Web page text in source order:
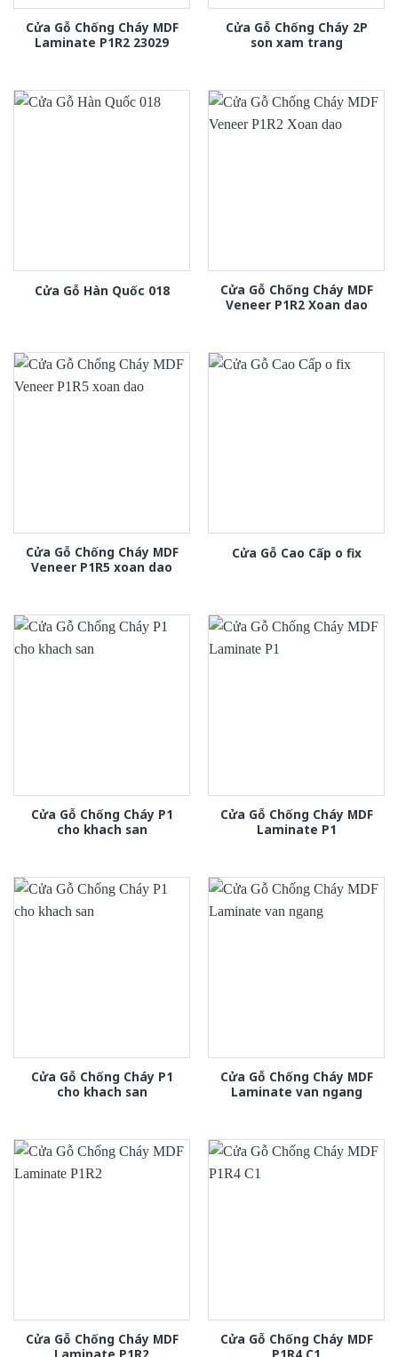
Cửa Gỗ Chống Cháy MDF
Laminate P1R2 23029
Cửa Gỗ Chống Cháy 2P
son xam trang
Cửa Gỗ Hàn Quốc 018
Cửa Gỗ Chống Cháy MDF
Veneer P1R2 Xoan dao
Cửa Gỗ Chống Cháy MDF
Veneer P1R5 xoan dao
Cửa Gỗ Cao Cấp o fix
Cửa Gỗ Chống Cháy P1
cho khach san
Cửa Gỗ Chống Cháy MDF
Laminate P1
Cửa Gỗ Chống Cháy P1
cho khach san
Cửa Gỗ Chống Cháy MDF
Laminate van ngang
Cửa Gỗ Chống Cháy MDF
Cửa Gỗ Chống Cháy MDF